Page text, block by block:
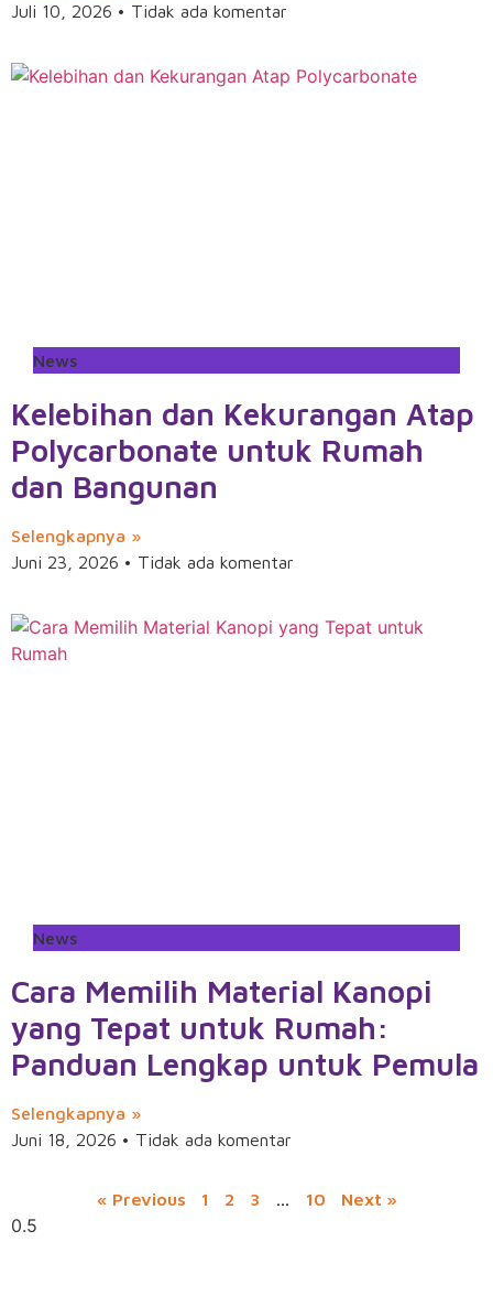
Juli 10, 2026
Tidak ada komentar
News
Kelebihan dan Kekurangan Atap
Polycarbonate untuk Rumah
dan Bangunan
Selengkapnya »
Juni 23, 2026
Tidak ada komentar
News
Cara Memilih Material Kanopi
yang Tepat untuk Rumah:
Panduan Lengkap untuk Pemula
Selengkapnya »
Juni 18, 2026
Tidak ada komentar
« Previous 1 2 3 … 10 Next »